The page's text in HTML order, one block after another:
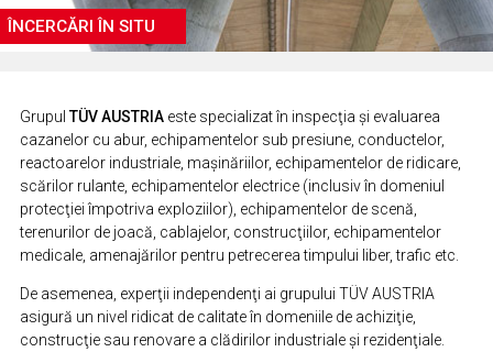
ÎNCERCĂRI ÎN SITU
GrupulTÜV AUSTRIAeste specializat în inspecţia şi evaluarea
cazanelor cu abur, echipamentelor sub presiune, conductelor,
reactoarelor industriale, maşinăriilor, echipamentelor de ridicare,
scărilor rulante, echipamentelor electrice (inclusiv în domeniul
protecţiei împotriva exploziilor), echipamentelor de scenă,
terenurilor de joacă, cablajelor, construcţiilor, echipamentelor
medicale, amenajărilor pentru petrecerea timpului liber, trafic etc.
De asemenea, experţii independenţi ai grupului TÜV AUSTRIA
asigură un nivel ridicat de calitate în domeniile de achiziţie,
construcţie sau renovare a clădirilor industriale şi rezidenţiale.